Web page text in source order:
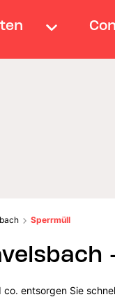
Sperrmüll
entsorgen Sie